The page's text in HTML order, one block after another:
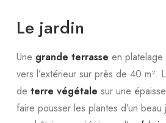
Le jardin
Une grande terrasse en
vers l’extérieur sur près de 40 m².
de terre végétale sur une
faire pousser les plantes d’un